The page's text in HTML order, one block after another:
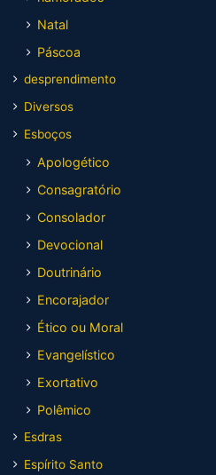
Natal
Páscoa
desprendimento
Diversos
Esboços
Apologético
Consagratório
Consolador
Devocional
Doutrinário
Encorajador
Ético ou Moral
Evangelístico
Exortativo
Polêmico
Esdras
Espírito Santo